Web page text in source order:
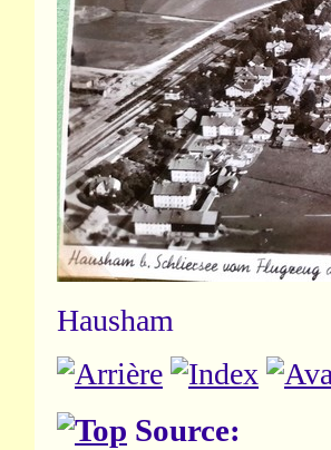
Hausham
Source: